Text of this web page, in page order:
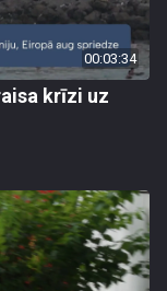
00:03:34
krīzi uz